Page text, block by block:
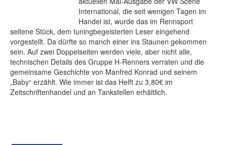
International, die seit wenigen Tagen im
Handel ist, wurde das im Rennsport
seltene Stück, dem tuningbegeisterten Leser eingehend
vorgestellt. Da dürfte so manch einer ins Staunen gekommen
sein. Auf zwei Doppelseiten werden viele, aber nicht alle,
technischen Details des Gruppe H-Renners verraten und die
gemeinsame Geschichte von Manfred Konrad und seinem
„Baby“ erzählt. Wie immer ist das Helft zu 3,80€ im
Zeitschriftenhandel und an Tankstellen erhältlich.